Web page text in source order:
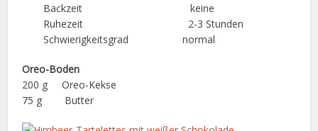
Backzeit keine
Ruhezeit 2-3 Stunden
Schwierigkeitsgrad normal
Oreo-Boden
200 g Oreo-Kekse
75 g Butter